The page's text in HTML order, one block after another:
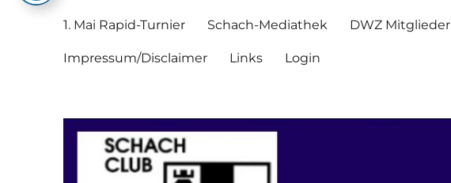
1. Mai Rapid-Turnier Schach-Mediathek DWZ Mitglieder
Impressum/Disclaimer Links Login